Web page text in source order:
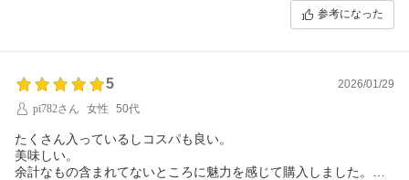
また、すぐ処分できてごみが少なく済む点も、エコで助かるとご好評を
てまいります。
またのご利用を心よりお待ちしております。
【そ】お蕎麦研究会・そばけん満足店
ありがとう課
参考になった
5
2026/01/29
pi782さん
女性 50代
たくさん入っているしコスパも良い。
美味しい。
余計なもの含まれてないところに魅力を感じて購入しました。